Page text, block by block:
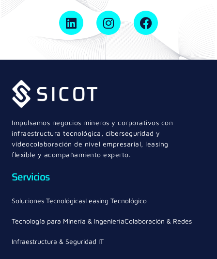
Impulsamos negocios mineros y corporativos con
infraestructura tecnológica, ciberseguridad y
videocolaboración de nivel empresarial, leasing
flexible y acompañamiento experto.
Servicios
Soluciones TecnológicasLeasing Tecnológico
Tecnología para Minería & IngenieríaColaboración & Redes
Infraestructura & Seguridad IT